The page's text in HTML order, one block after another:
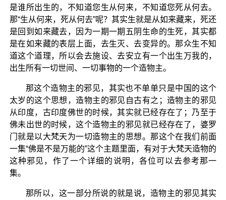
是谁所出生的，不知道您生从何来，不知道您死从何去。
那“生从何来，死从何去”呢？其实生就是从如来藏来，死还
是回到如来藏去，因为一期一期五阴生命的生死，其实都
是在如来藏的表层上面，去生灭、去变异的。那众生不知
道这个道理，所以会去施设、去安立有一个出生万我的，
出生所有一切世间、一切事物的一个造物主。
那这个造物主的邪见，其实也不单单只是中国的这个
太岁的这个思想，造物主的邪见自古有之；造物主的邪见
从印度，古印度佛世的时候，其实就已经存在了；乃至于
佛未出世的时候，这个造物主的邪见就已经存在了，婆罗
门就是以大梵天为一切造物主的思想。那这个在我们前面
一集“佛是不是万能的”这个主题里面，有对于大梵天造物的
这种邪见，作了一个详细的说明，各位可以去参考那一
集。
那所以，这一部分所说的就是说，造物主的邪见其实